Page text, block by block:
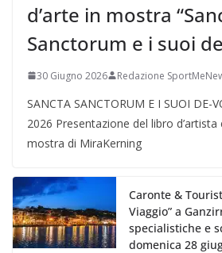
d’arte in mostra
Sanctorum e i suoi
30 Giugno 2026 Redazione
SANCTA SANCTORUM E I SUOI DE-
2026 Presentazione del libro
mostra di MiraKerning
Caronte &
Viaggio” a
specialistiche e
domenica 28